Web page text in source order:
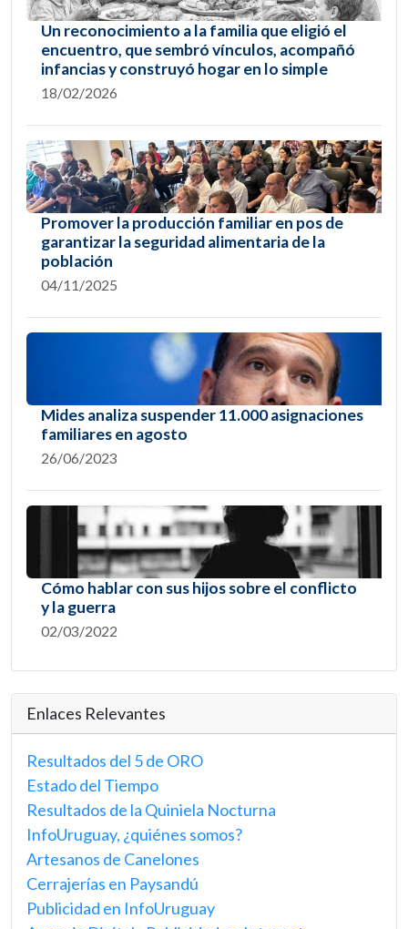
Un reconocimiento a la familia que eligió el
encuentro, que sembró vínculos, acompañó
infancias y construyó hogar en lo simple
18/02/2026
Promover la producción familiar en pos de
garantizar la seguridad alimentaria de la
población
04/11/2025
Mides analiza suspender 11.000 asignaciones
familiares en agosto
26/06/2023
Cómo hablar con sus hijos sobre el conflicto
y la guerra
02/03/2022
Enlaces Relevantes
Resultados del 5 de ORO
Estado del Tiempo
Resultados de la Quiniela Nocturna
InfoUruguay, ¿quiénes somos?
Artesanos de Canelones
Cerrajerías en Paysandú
Publicidad en InfoUruguay